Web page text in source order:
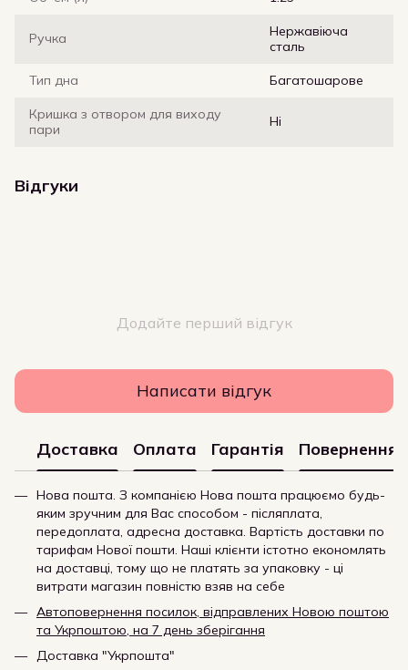
Ручка
Нержавіюча
сталь
Тип дна Багатошарове
Кришка з отвором для виходу
пари
Ні
Відгуки
Додайте перший відгук
Написати відгук
Доставка Оплата Гарантія Повернення
Нова пошта. З компанією Нова пошта працюємо будь-
яким зручним для Вас способом - післяплата,
передоплата, адресна доставка. Вартість доставки по
тарифам Нової пошти. Наші клієнти істотно економлять
на доставці, тому що не платять за упаковку - ці
витрати магазин повністю взяв на себе
Автоповернення посилок, відправлених Новою поштою
та Укрпоштою, на 7 день зберігання
Доставка "Укрпошта"